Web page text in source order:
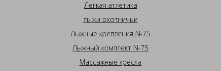
Легкая атлетика
лыжи охотничьи
Лыжные крепления N-75
Лыжный комплект N-75
Массажные кресла